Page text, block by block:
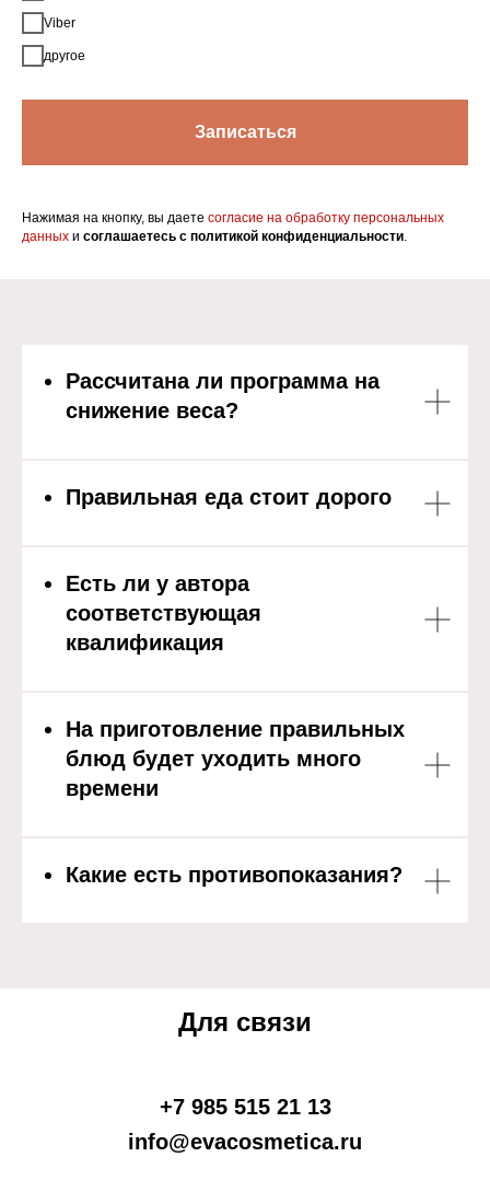
Viber
другое
Записаться
Нажимая на кнопку, вы даете согласие на обработку персональных
данных и соглашаетесь c политикой конфиденциальности.
Рассчитана ли программа на
снижение веса?
Правильная еда стоит дорого
Есть ли у автора
соответствующая
квалификация
На приготовление правильных
блюд будет уходить много
времени
Какие есть противопоказания?
Для связи
+7 985 515 21 13
info@evacosmetica.ru